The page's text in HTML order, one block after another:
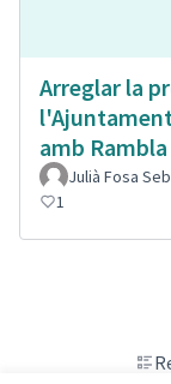
Arreglar la
amb
Julià Fosa
1